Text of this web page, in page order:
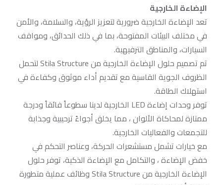
الإضاءة الخارجية
تعد الإضاءة الخارجية ضرورية لتعزيز الرؤية، والسلامة، والأمن
في مختلف البيئات المفتوحة، بما في ذلك الحدائق، ومواقف
السيارات، والمناطق الترفيهية.
تم تصميم حلول الإضاءة الخارجية من Stila Structure لتحمل
الظروف الجوية القاسية مع تقديم أداء موثوق وكفاءة في
استهلاك الطاقة.
توفر وحدات إضاءة LED الخارجية لدينا سطوعاً فائقاً ودرجة
ممتازة لمحاكاة الألوان ، مما يخلق أجواءً ترحيبية وجذابة
للتجمعات والفعاليات الخارجية.
مع خيارات تشمل مستشعرات الحركة، وعناصر التحكم في
خفض الإضاءة ، والتكامل مع الإضاءة الذكية، توفر حلول
الإضاءة الخارجية من Stila Structure وظائف عملية متطورة